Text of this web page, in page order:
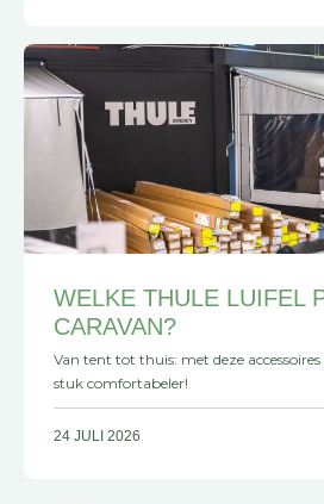
WELKE THULE LUIFEL
CARAVAN?
Van tent tot thuis: met deze
stuk comfortabeler!
24 JULI 2026